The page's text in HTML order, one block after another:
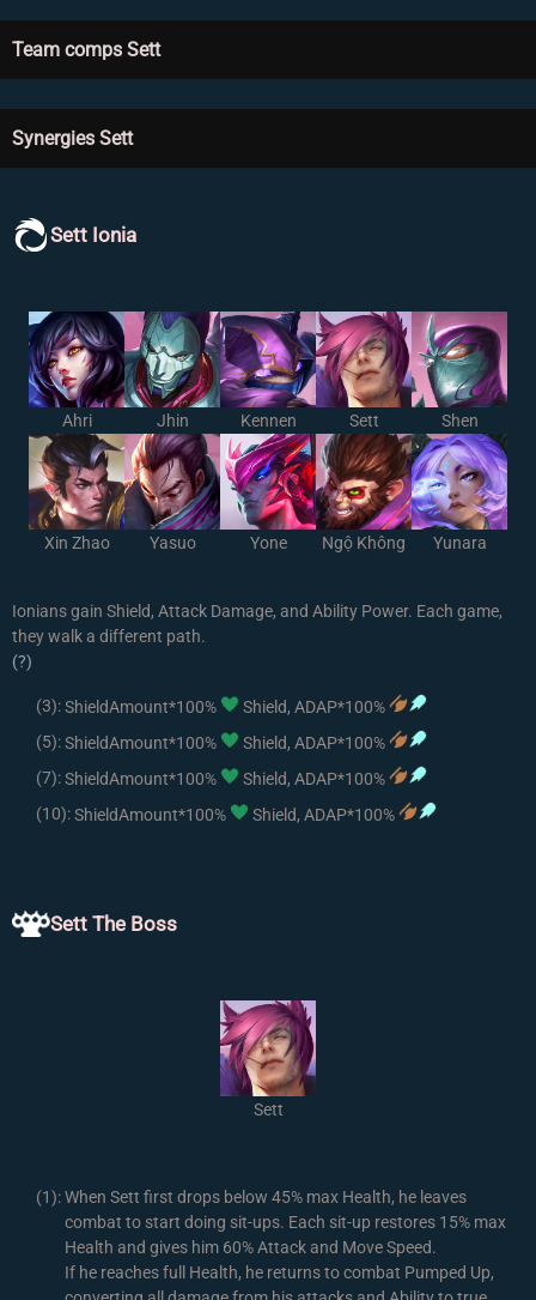
Team comps Sett
Synergies Sett
Sett Ionia
Ahri Jhin Kennen Sett Shen
Xin Zhao Yasuo Yone Ngộ Không Yunara
Ionians gain Shield, Attack Damage, and Ability Power. Each game,
they walk a different path.
(?)
(3):ShieldAmount*100%
Shield, ADAP*100%
(5):ShieldAmount*100%
Shield, ADAP*100%
(7):ShieldAmount*100%
Shield, ADAP*100%
(10):ShieldAmount*100% Shield, ADAP*100%
Sett The Boss
Sett
(1):When Sett first drops below 45% max Health, he leaves
combat to start doing sit-ups. Each sit-up restores 15% max
Health and gives him 60% Attack and Move Speed.
If he reaches full Health, he returns to combat Pumped Up,